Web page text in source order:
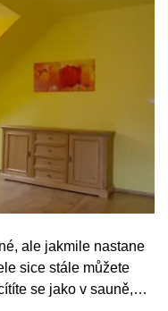
ale jakmile nastane
sice stále můžete
se jako v sauně,